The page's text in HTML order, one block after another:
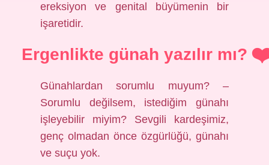
ereksiyon ve genital büyümenin bir
işaretidir.
Ergenlikte günah yazılır mı?
Günahlardan sorumlu muyum? –
Sorumlu değilsem, istediğim günahı
işleyebilir miyim? Sevgili kardeşimiz,
genç olmadan önce özgürlüğü, günahı
ve suçu yok.